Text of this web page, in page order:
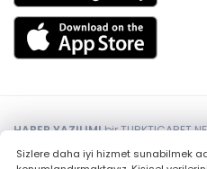
HABER YAZILIMIbir
Sizlere daha iyi hizmet sunabilmek